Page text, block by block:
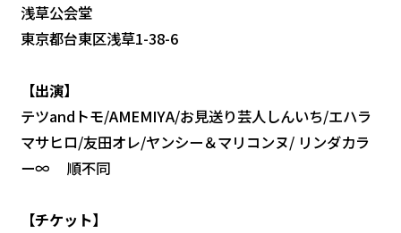
浅草公会堂
東京都台東区浅草1-38-6
【出演】
テツandトモ/AMEMIYA/お見送り芸人しんいち/エハラ
マサヒロ/友田オレ/ヤンシー＆マリコンヌ/ リンダカラ
ー∞ 順不同
【チケット】